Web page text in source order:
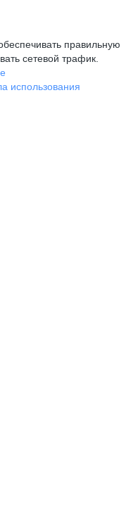
правильную
сетевой трафик.
использования